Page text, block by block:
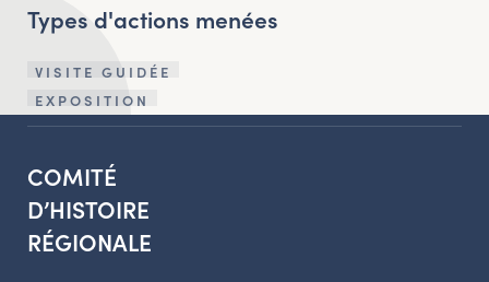
Types d'actions menées
VISITE GUIDÉE
EXPOSITION
COMITÉ
D’HISTOIRE
RÉGIONALE